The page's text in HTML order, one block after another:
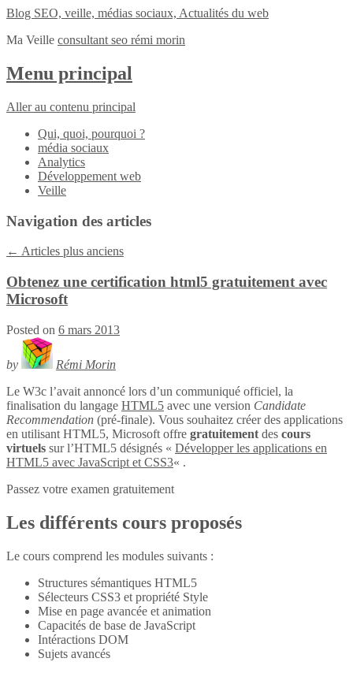
Blog SEO, veille, médias sociaux, Actualités du web
Ma Veille consultant seo rémi morin
Menu principal
Aller au contenu principal
Qui, quoi, pourquoi ?
média sociaux
Analytics
Développement web
Veille
Navigation des articles
← Articles plus anciens
Obtenez une certification html5 gratuitement avec
Microsoft
Posted on 6 mars 2013
by
Rémi Morin
Le W3c l’avait annoncé lors d’un communiqué officiel, la
finalisation du langage HTML5 avec une version Candidate
Recommendation (pré-finale). Vous souhaitez créer des applications
en utilisant HTML5, Microsoft offre gratuitement des cours
virtuels sur l’HTML5 désignés « Développer les applications en
HTML5 avec JavaScript et CSS3« .
Passez votre examen gratuitement
Les différents cours proposés
Le cours comprend les modules suivants :
Structures sémantiques HTML5
Sélecteurs CSS3 et propriété Style
Mise en page avancée et animation
Capacités de base de JavaScript
Intéractions DOM
Sujets avancés